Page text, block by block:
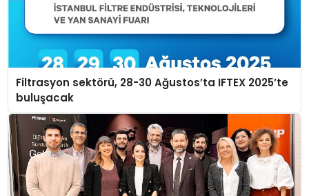
Filtrasyon sektörü, 28-30 Ağustos’ta IFTEX 2025’te
buluşacak